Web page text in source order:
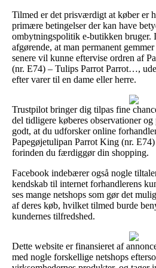
Tilmed er det prisværdigt at køber er
primære betingelser der kan have
ombytningspolitik e-butikken bruger.
afgørende, at man permanent
senere vil kunne eftervise ordren af
(nr. E74) – Tulips Parrot Parrot…,
efter varer til en dame eller herre.
Trustpilot bringer dig tilpas fine
del tidligere køberes observationer og
godt, at du udforsker online
Papegøjetulipan Parrot King (nr.
forinden du færdiggør din shopping.
Facebook indebærer også nogle
kendskab til internet forhandlerens
ses mange netshops som gør det
af deres køb, hvilket tilmed burde
kundernes tilfredshed.
Dette website er finansieret af
med nogle forskellige netshops